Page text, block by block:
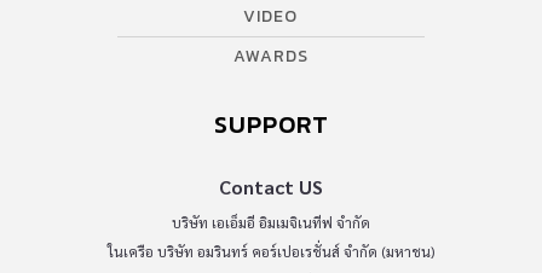
VIDEO
AWARDS
SUPPORT
Contact US
บริษัท เอเอ็มอี อิมเมจิเนทีฟ จำกัด
ในเครือ บริษัท อมรินทร์ คอร์เปอเรชั่นส์ จำกัด (มหาชน)